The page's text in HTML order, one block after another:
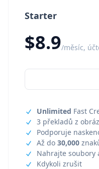
Starter
$8.9/měsíc,
Unlimited Fast
3 překladů z
Podporuje
Až do 30,000
Nahrajte soubory
Kdykoli zrušit